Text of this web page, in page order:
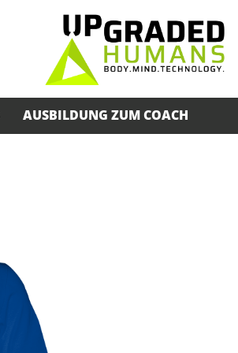
AUSBILDUNG ZUM COACH